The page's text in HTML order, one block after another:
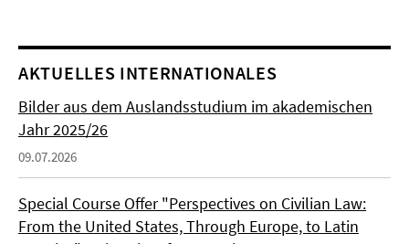
AKTUELLES INTERNATIONALES
Bilder aus dem Auslandsstudium im akademischen
Jahr 2025/26
09.07.2026
Special Course Offer "Perspectives on Civilian Law:
From the United States, Through Europe, to Latin